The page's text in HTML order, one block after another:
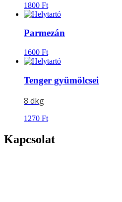
1800 Ft
Parmezán
1600 Ft
Tenger gyümölcsei
8 dkg
1270 Ft
Kapcsolat